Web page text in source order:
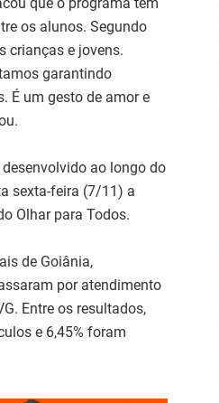
os alunos. Segundo
crianças e jovens.
garantindo
É um gesto de amor e
ao longo do
sexta-feira (7/11) a
Olhar para Todos.
de Goiânia,
por atendimento
Entre os resultados,
e 6,45% foram